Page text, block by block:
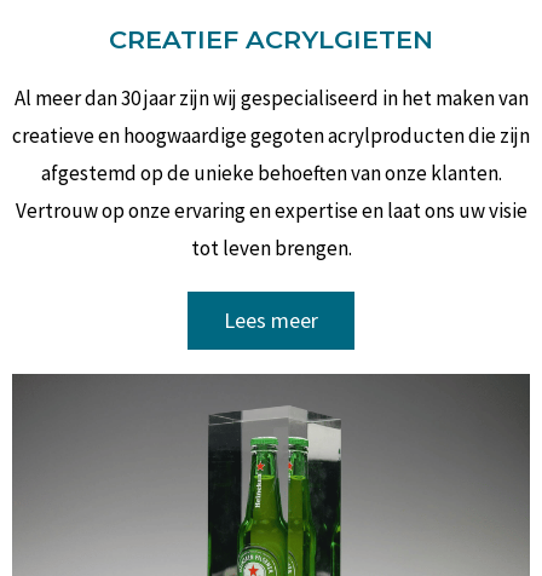
CREATIEF ACRYLGIETEN
Al meer dan 30 jaar zijn wij gespecialiseerd in het maken van
creatieve en hoogwaardige gegoten acrylproducten die zijn
afgestemd op de unieke behoeften van onze klanten.
Vertrouw op onze ervaring en expertise en laat ons uw visie
tot leven brengen.
Lees meer